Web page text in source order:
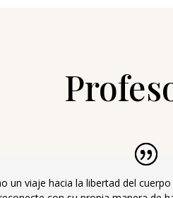
un viaje hacia la libertad del